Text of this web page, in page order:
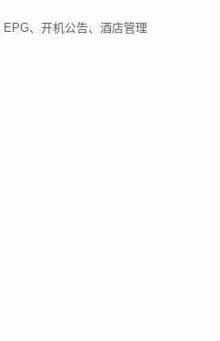
、开机公告、酒店管理